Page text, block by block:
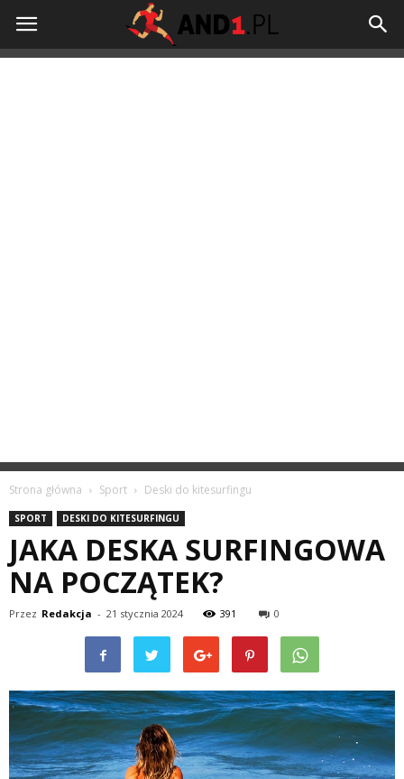
And1.pl
Strona główna Sport Deski do kitesurfingu
SPORT DESKI DO KITESURFINGU
JAKA DESKA SURFINGOWA
NA POCZĄTEK?
Przez Redakcja - 21 stycznia 2024 391 0